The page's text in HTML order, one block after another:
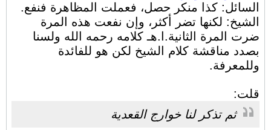
السائل: كذا منكر حصل، فعملت المظاهرة فنفع.
الشيخ: لكنها تضر أكثر، وإن نفعت هذه المرة
ضرت المرة الثانية.ا.هـ كلامه رحمه الله ولسنا
بصدد مناقشة كلام الشيخ لكن هو للفائدة
وللمعرفة.
قلت:
ثم تذكر لنا خوارج القعدية